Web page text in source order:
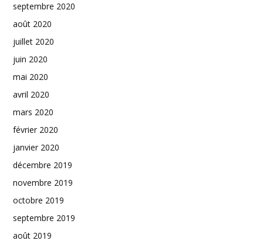
septembre 2020
août 2020
juillet 2020
juin 2020
mai 2020
avril 2020
mars 2020
février 2020
janvier 2020
décembre 2019
novembre 2019
octobre 2019
septembre 2019
août 2019